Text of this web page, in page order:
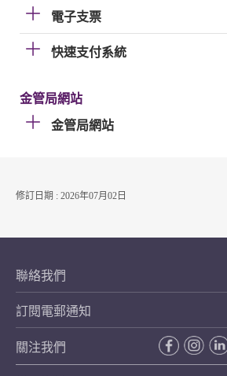
電子支票
快速支付系統
金管局網站
金管局網站
修訂日期 : 2026年07月02日
聯絡我們
訂閱電郵通知
關注我們